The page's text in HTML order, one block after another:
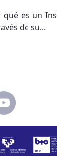
es un
de su...